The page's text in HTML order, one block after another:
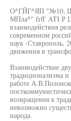
О^ГЙГ^ЯП "№10;
МПла^" frfl' ATI Р
взаимодействия
современном
наук -Ставрополь,
движения в
Взаимодействие
традиционализма
работе
возвращения к
невозможно
народа.